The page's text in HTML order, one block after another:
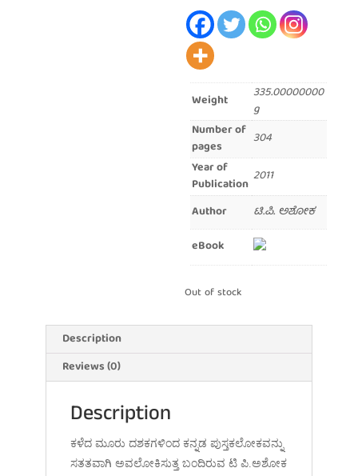
Weight
335.00000000
g
Number of
pages
304
Year of
Publication 2011
Author
ಟಿ.ಪಿ. ಅಶೋಕ
eBook
Out of stock
Description
Reviews (0)
Description
ಕಳೆದ ಮೂರು ದಶಕಗಳಿಂದ ಕನ್ನಡ ಪುಸ್ತಕಲೋಕವನ್ನು
ಸತತವಾಗಿ ಅವಲೋಕಿಸುತ್ತ ಬಂದಿರುವ ಟಿ ಪಿ.ಅಶೋಕ